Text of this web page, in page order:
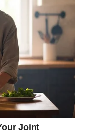
suočavanja sa
koji menja odnos.
sebi, sve postaje